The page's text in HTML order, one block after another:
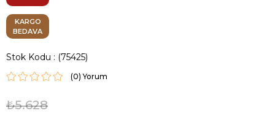
KARGO
BEDAVA
Stok Kodu (75425)
(0)
₺5.628